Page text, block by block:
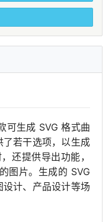
可生成 SVG 格式曲
若干选项，以生成
还提供导出功能，
图片。生成的 SVG
计、产品设计等场